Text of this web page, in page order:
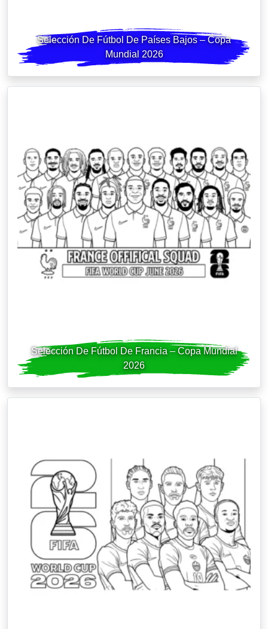
Selección De Fútbol De Países Bajos – Copa
Mundial 2026
Selección De Fútbol De Francia – Copa Mundial
2026